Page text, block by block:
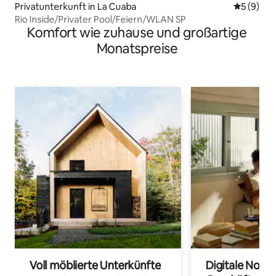
Privatunterkunft in La Cuaba
5 (9)
Rio Inside/Privater Pool/Feiern/WLAN SP
Komfort wie zuhause und großartige
Monatspreise
Voll möblierte Unterkünfte
Digitale